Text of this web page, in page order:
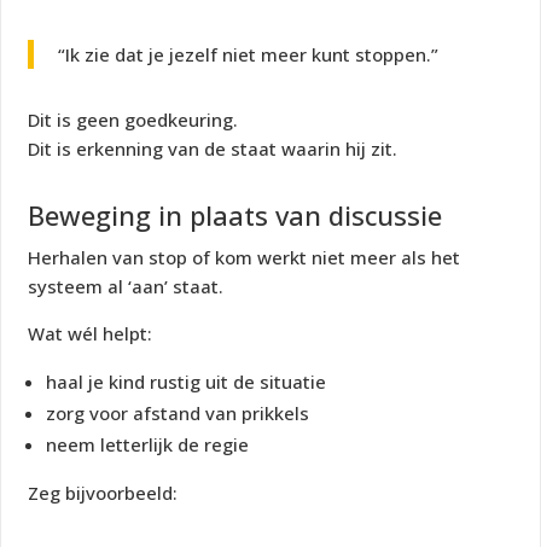
“Ik zie dat je jezelf niet meer kunt stoppen.”
Dit is geen goedkeuring.
Dit is erkenning van de staat waarin hij zit.
Beweging in plaats van discussie
Herhalen van stop of kom werkt niet meer als het
systeem al ‘aan’ staat.
Wat wél helpt:
haal je kind rustig uit de situatie
zorg voor afstand van prikkels
neem letterlijk de regie
Zeg bijvoorbeeld: